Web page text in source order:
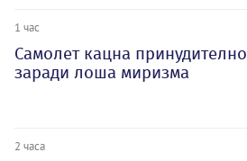
1 час
Самолет кацна принудително
заради лоша миризма
2 часа